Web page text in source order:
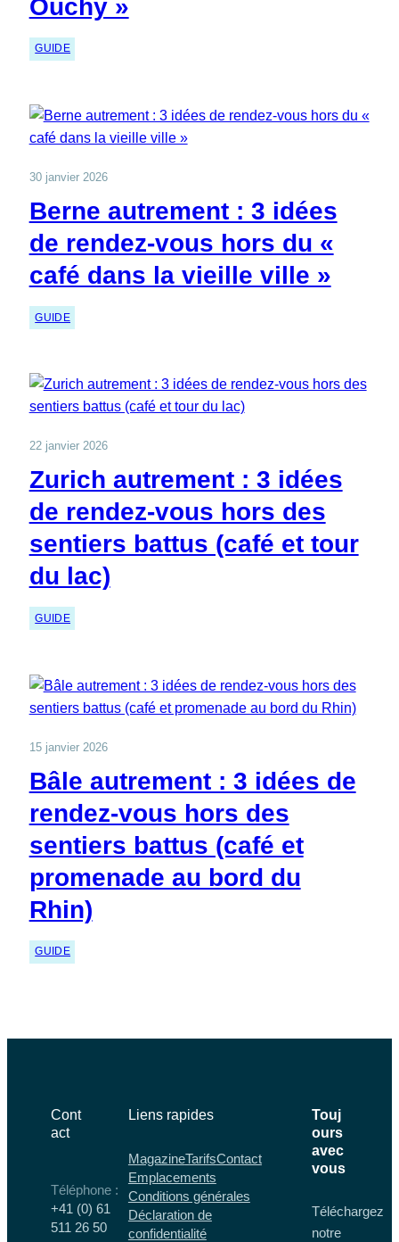
Ouchy »
GUIDE
30 janvier 2026
Berne autrement : 3 idées
de rendez-vous hors du «
café dans la vieille ville »
GUIDE
22 janvier 2026
Zurich autrement : 3 idées
de rendez-vous hors des
sentiers battus (café et tour
du lac)
GUIDE
15 janvier 2026
Bâle autrement : 3 idées de
rendez-vous hors des
sentiers battus (café et
promenade au bord du
Rhin)
GUIDE
Cont
act
Téléphone :
+41 (0) 61
511 26 50
Liens rapides
MagazineTarifsContact
Emplacements
Conditions générales
Déclaration de
confidentialité
Touj
ours
avec
vous
Téléchargez
notre